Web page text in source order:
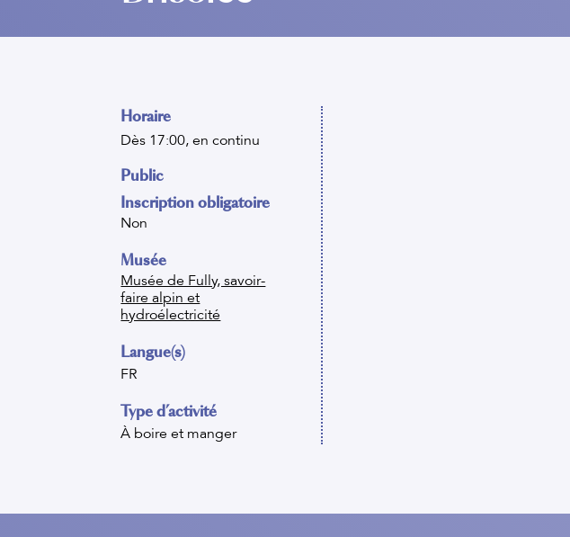
Horaire
Dès 17:00, en continu
Public
Inscription obligatoire
Non
Musée
Musée de Fully, savoir-
faire alpin et
hydroélectricité
Langue(s)
FR
Type d’activité
À boire et manger